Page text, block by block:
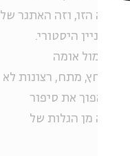
הזו, וזה האתגר של
עניין היסטורי.
מול אומה
לחץ, מתח, רצונות לא
להפוך את סיפור
מן הגלות של